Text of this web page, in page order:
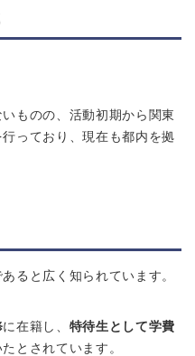
ものの、活動初期から関東
っており、現在も都内を拠
あると広く知られています。
に在籍し、 特待生として学費
とされています。